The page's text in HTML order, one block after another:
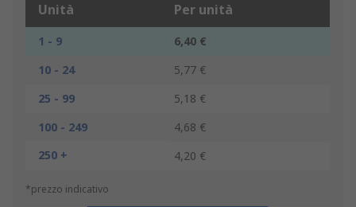
Unità Per unità
1 - 9
6,40 €
10 - 24
5,77 €
25 - 99
5,18 €
100 - 249
4,68 €
250 +
4,20 €
*prezzo indicativo